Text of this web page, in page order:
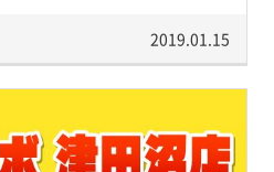
2019.01.15